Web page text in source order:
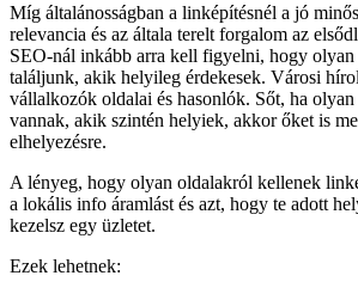
Míg általánosságban a linképítésnél a jó
relevancia és az általa terelt forgalom az
SEO-nál inkább arra kell figyelni, hogy olyan
találjunk, akik helyileg érdekesek. Városi
vállalkozók oldalai és hasonlók. Sőt, ha
vannak, akik szintén helyiek, akkor őket is
elhelyezésre.
A lényeg, hogy olyan oldalakról kellenek
a lokális info áramlást és azt, hogy te adott
kezelsz egy üzletet.
Ezek lehetnek: